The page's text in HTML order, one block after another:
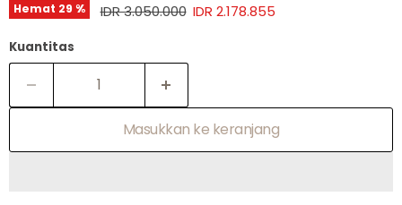
Hemat 29% Harga asli
IDR 3.050.000 Harga sekarang
IDR 2.178.855
Kuantitas
Masukkan ke keranjang